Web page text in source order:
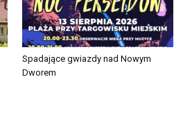
Spadające gwiazdy nad Nowym
Dworem